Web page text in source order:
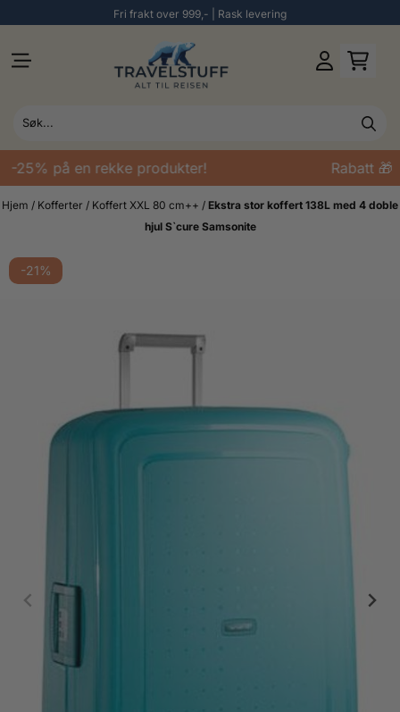
Fri frakt over 999,- | Rask levering
-25% på en rekke produkter! Rabatt 🎁
Hjem / Kofferter / Koffert XXL 80 cm++ / Ekstra stor koffert 138L med 4 doble
hjul S`cure Samsonite
-21%